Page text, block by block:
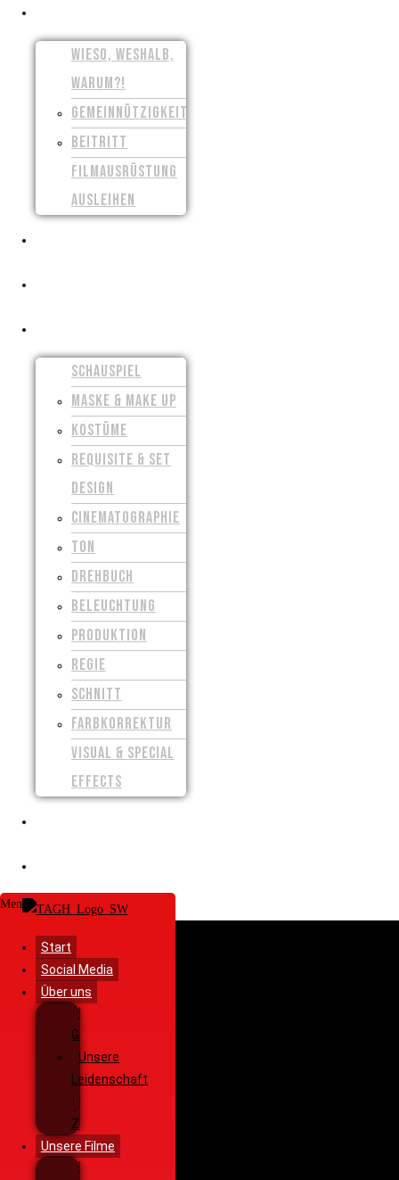
WIESO, WESHALB,
WARUM?!
GEMEINNÜTZIGKEIT
BEITRITT
FILMAUSRÜSTUNG
AUSLEIHEN
SCHAUSPIEL
MASKE & MAKE UP
KOSTÜME
REQUISITE & SET
DESIGN
CINEMATOGRAPHIE
TON
DREHBUCH
BELEUCHTUNG
PRODUKTION
REGIE
SCHNITT
FARBKORREKTUR
VISUAL & SPECIAL
EFFECTS
Menü
Start
Social Media
Über uns
Unsere
Geschichte
Unsere
Leidenschaft
Unsere
Ziele
Unsere Filme
Wenja